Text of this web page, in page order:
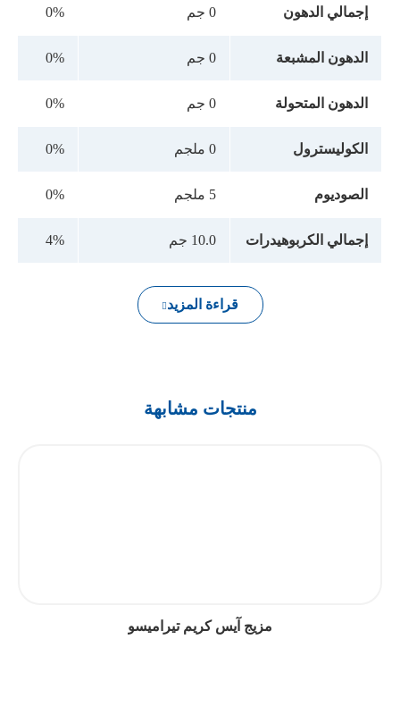
إجمالي الدهون 0 جم 0%
الدهون المشبعة 0 جم 0%
الدهون المتحولة 0 جم 0%
الكوليسترول 0 ملجم 0%
الصوديوم 5 ملجم 0%
إجمالي الكربوهيدرات 10.0 جم 4%
قراءة المزيد
منتجات مشابهة
مزيج آيس كريم تيراميسو